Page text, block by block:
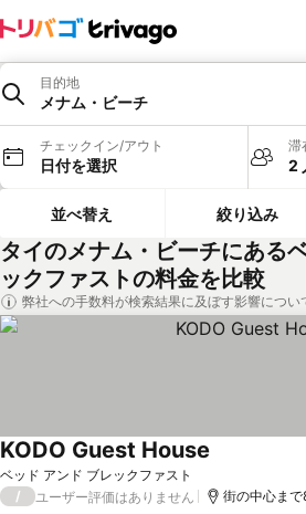
目的地
メナム・ビーチ
チェックイン/アウト
日付を選択
滞
2
並べ替え 絞り込み
タイのメナム・ビーチにある
ックファストの料金を比較
弊社への手数料が検索結果に及ぼす影響につい
ベッド アンド ブレックファスト
KODO Guest House
/ ユーザー評価はありません 街の中心ま